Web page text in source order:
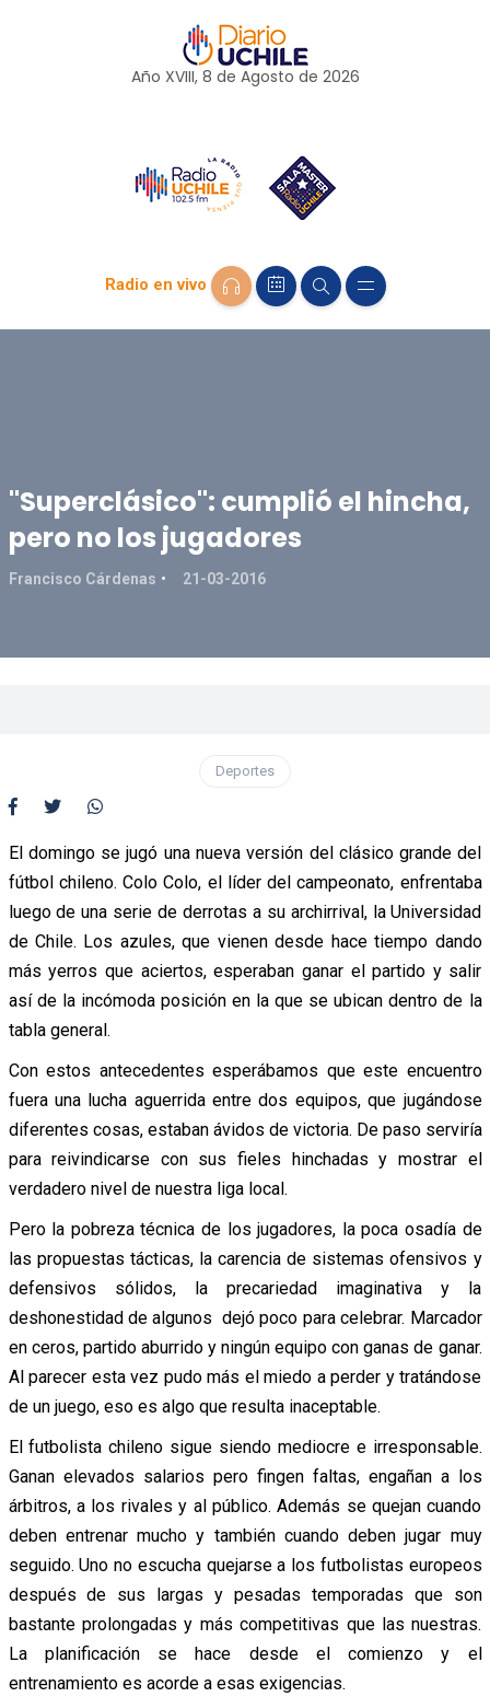
Año XVIII, 8 de Agosto de 2026
Radio en vivo
"Superclásico": cumplió el hincha,
pero no los jugadores
Francisco Cárdenas 21-03-2016
Deportes
El domingo se jugó una nueva versión del clásico grande del
fútbol chileno. Colo Colo, el líder del campeonato, enfrentaba
luego de una serie de derrotas a su archirrival, la Universidad
de Chile. Los azules, que vienen desde hace tiempo dando
más yerros que aciertos, esperaban ganar el partido y salir
así de la incómoda posición en la que se ubican dentro de la
tabla general.
Con estos antecedentes esperábamos que este encuentro
fuera una lucha aguerrida entre dos equipos, que jugándose
diferentes cosas, estaban ávidos de victoria. De paso serviría
para reivindicarse con sus fieles hinchadas y mostrar el
verdadero nivel de nuestra liga local.
Pero la pobreza técnica de los jugadores, la poca osadía de
las propuestas tácticas, la carencia de sistemas ofensivos y
defensivos sólidos, la precariedad imaginativa y la
deshonestidad de algunos dejó poco para celebrar. Marcador
en ceros, partido aburrido y ningún equipo con ganas de ganar.
Al parecer esta vez pudo más el miedo a perder y tratándose
de un juego, eso es algo que resulta inaceptable.
El futbolista chileno sigue siendo mediocre e irresponsable.
Ganan elevados salarios pero fingen faltas, engañan a los
árbitros, a los rivales y al público. Además se quejan cuando
deben entrenar mucho y también cuando deben jugar muy
seguido. Uno no escucha quejarse a los futbolistas europeos
después de sus largas y pesadas temporadas que son
bastante prolongadas y más competitivas que las nuestras.
La planificación se hace desde el comienzo y el
entrenamiento es acorde a esas exigencias.